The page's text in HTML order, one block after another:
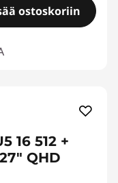
ostoskoriin
16 512 +
QHD